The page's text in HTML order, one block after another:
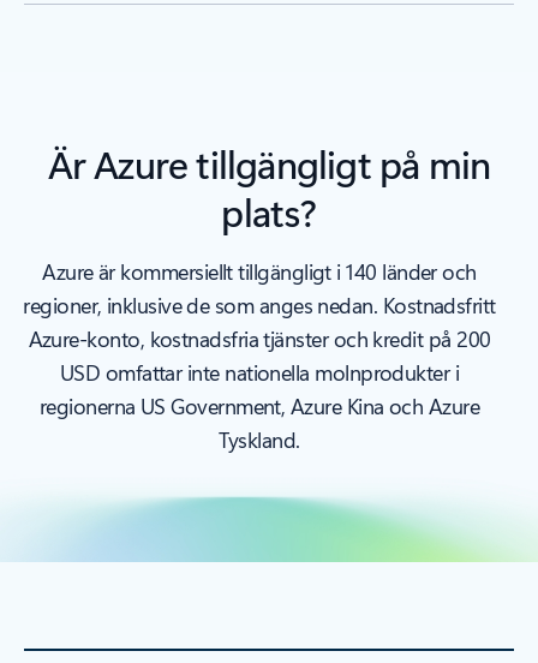
Är Azure tillgängligt på min
plats?
Azure är kommersiellt tillgängligt i 140 länder och
regioner, inklusive de som anges nedan. Kostnadsfritt
Azure-konto, kostnadsfria tjänster och kredit på 200
USD omfattar inte nationella molnprodukter i
regionerna US Government, Azure Kina och Azure
Tyskland.